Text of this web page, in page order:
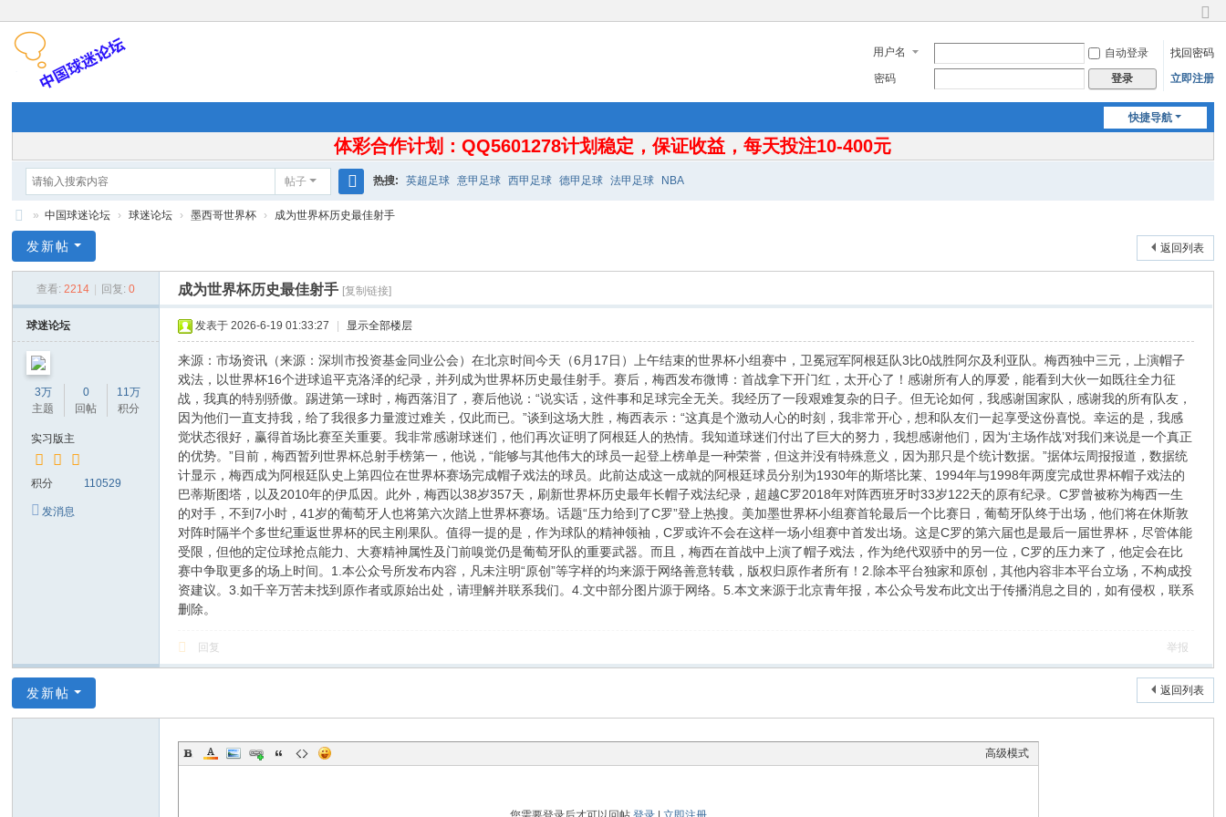
换
到
窄
用户名 自动登录
找回密码
密码
登录 立即注册
快捷导航
体彩合作计划：QQ5601278计划稳定，保证收益，每天投注10-400元
帖子
搜
热搜: 英超足球 意甲足球 西甲足球 德甲足球 法甲足球 NBA
国
迷
论
坛
» 中国球迷论坛 › 球迷论坛 › 墨西哥世界杯 › 成为世界杯历史最佳射手
返回列表
发新帖
查看: 2214 回复: 0 成为世界杯历史最佳射手 [复制链接]
球迷论坛
3万
主题
0
回帖
11万
积分
实习版主
积分 110529
发消息
发表于 2026-6-19 01:33:27 显示全部楼层
来源：市场资讯（来源：深圳市投资基金同业公会）在北京时间今天（6月17日）上午结束的世界杯小组赛中，卫冕冠军阿根廷队3比0战胜阿尔及利亚队。梅西独中三元，上演帽子
戏法，以世界杯16个进球追平克洛泽的纪录，并列成为世界杯历史最佳射手。赛后，梅西发布微博：首战拿下开门红，太开心了！感谢所有人的厚爱，能看到大伙一如既往全力征
战，我真的特别骄傲。踢进第一球时，梅西落泪了，赛后他说：“说实话，这件事和足球完全无关。我经历了一段艰难复杂的日子。但无论如何，我感谢国家队，感谢我的所有队友，
因为他们一直支持我，给了我很多力量渡过难关，仅此而已。”谈到这场大胜，梅西表示：“这真是个激动人心的时刻，我非常开心，想和队友们一起享受这份喜悦。幸运的是，我感
觉状态很好，赢得首场比赛至关重要。我非常感谢球迷们，他们再次证明了阿根廷人的热情。我知道球迷们付出了巨大的努力，我想感谢他们，因为‘主场作战’对我们来说是一个真正
的优势。”目前，梅西暂列世界杯总射手榜第一，他说，“能够与其他伟大的球员一起登上榜单是一种荣誉，但这并没有特殊意义，因为那只是个统计数据。”据体坛周报报道，数据统
计显示，梅西成为阿根廷队史上第四位在世界杯赛场完成帽子戏法的球员。此前达成这一成就的阿根廷球员分别为1930年的斯塔比莱、1994年与1998年两度完成世界杯帽子戏法的
巴蒂斯图塔，以及2010年的伊瓜因。此外，梅西以38岁357天，刷新世界杯历史最年长帽子戏法纪录，超越C罗2018年对阵西班牙时33岁122天的原有纪录。C罗曾被称为梅西一生
的对手，不到7小时，41岁的葡萄牙人也将第六次踏上世界杯赛场。话题“压力给到了C罗”登上热搜。美加墨世界杯小组赛首轮最后一个比赛日，葡萄牙队终于出场，他们将在休斯敦
对阵时隔半个多世纪重返世界杯的民主刚果队。值得一提的是，作为球队的精神领袖，C罗或许不会在这样一场小组赛中首发出场。这是C罗的第六届也是最后一届世界杯，尽管体能
受限，但他的定位球抢点能力、大赛精神属性及门前嗅觉仍是葡萄牙队的重要武器。而且，梅西在首战中上演了帽子戏法，作为绝代双骄中的另一位，C罗的压力来了，他定会在比
赛中争取更多的场上时间。1.本公众号所发布内容，凡未注明“原创”等字样的均来源于网络善意转载，版权归原作者所有！2.除本平台独家和原创，其他内容非本平台立场，不构成投
资建议。3.如千辛万苦未找到原作者或原始出处，请理解并联系我们。4.文中部分图片源于网络。5.本文来源于北京青年报，本公众号发布此文出于传播消息之目的，如有侵权，联系
删除。
回复 举报
返回列表
发新帖
高级模式